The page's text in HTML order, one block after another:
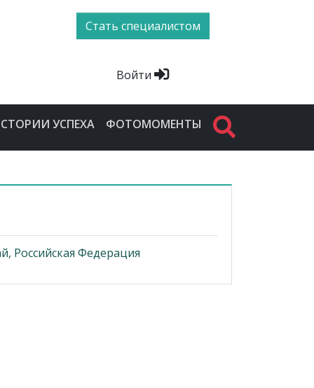
Стать специалистом
Войти
УСПЕХА ФОТОМОМЕНТЫ
Российская Федерация